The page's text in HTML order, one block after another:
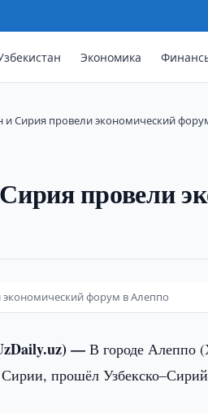
Экономика
и Сирия провели экономический
провели
экономический форум в Алеппо
—В городе Алеппо
прошёл